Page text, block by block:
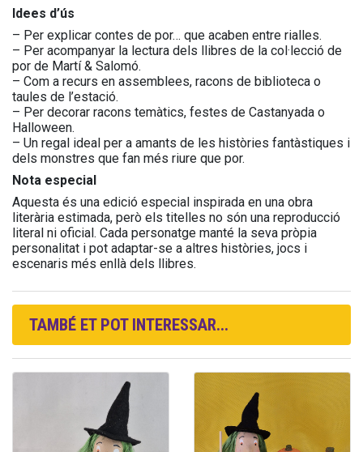
Idees d’ús
– Per explicar contes de por… que acaben entre rialles.
– Per acompanyar la lectura dels llibres de la col·lecció de
por de Martí & Salomó.
– Com a recurs en assemblees, racons de biblioteca o
taules de l’estació.
– Per decorar racons temàtics, festes de Castanyada o
Halloween.
– Un regal ideal per a amants de les històries fantàstiques i
dels monstres que fan més riure que por.
Nota especial
Aquesta és una edició especial inspirada en una obra
literària estimada, però els titelles no són una reproducció
literal ni oficial. Cada personatge manté la seva pròpia
personalitat i pot adaptar-se a altres històries, jocs i
escenaris més enllà dels llibres.
TAMBÉ ET POT INTERESSAR...